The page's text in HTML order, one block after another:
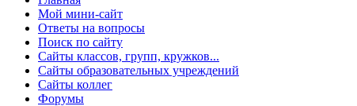
Мой мини-сайт
Ответы на вопросы
Поиск по сайту
Сайты классов, групп, кружков...
Сайты образовательных учреждений
Сайты коллег
Форумы